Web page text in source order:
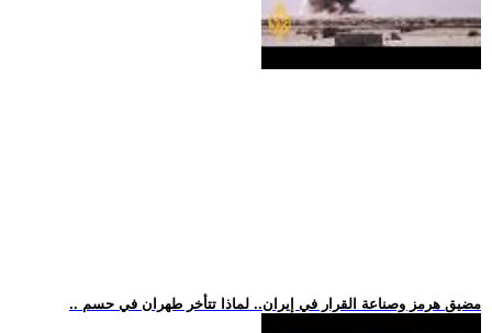
.. مضيق هرمز وصناعة القرار في إيران.. لماذا تتأخر طهران في حسم